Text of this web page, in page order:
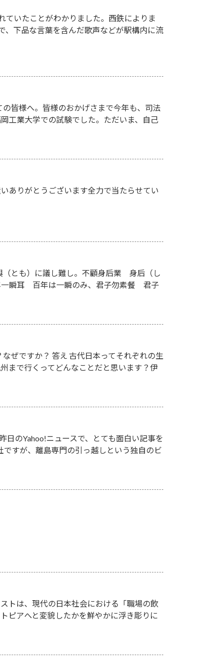
ていたことがわかりました。西鉄によりま
、下品な言葉を含んだ歌声などが駅構内に流
皆様へ。皆様のおかげさまで今年も、司法
工業大学での試験でした。ただいま、自己
ありがとうございます全力で当たらせてい
とも）に議し難し。不顧身后業 身后（し
一瞬耳 百年は一瞬のみ、君子勿素餐 君子
ぜですか？ 答え 古代日本ってそれぞれの生
まで行くってどんなことだと思います？伊
日のYahoo!ニュースで、とても面白い記事を
すが、離島専門の引っ越しという独自のビ
トは、現代の日本社会における「職場の飲
ピアへと変貌したかを鮮やかに浮き彫りに